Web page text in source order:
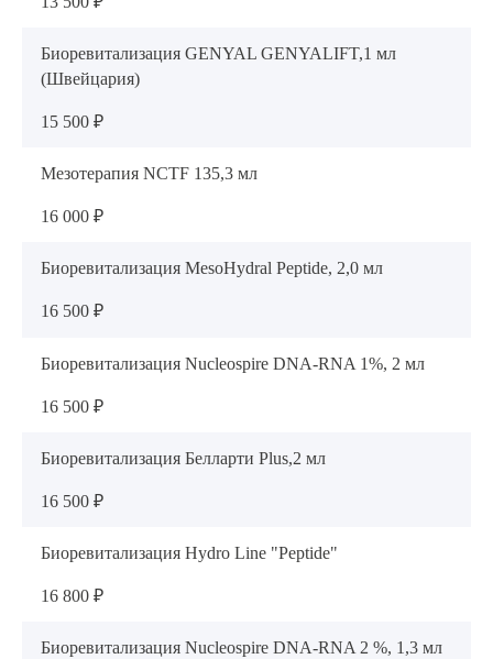
Биоревитализация GENYAL GENYALIFT,1 мл
(Швейцария)
15 500 ₽
Мезотерапия NCTF 135,3 мл
16 000 ₽
Биоревитализация MesoHydral Peptide, 2,0 мл
16 500 ₽
Биоревитализация Nucleospire DNA-RNA 1%, 2 мл
16 500 ₽
Биоревитализация Белларти Plus,2 мл
16 500 ₽
Биоревитализация Hydro Line "Peptide"
16 800 ₽
Биоревитализация Nucleospire DNA-RNA 2 %, 1,3 мл
Выберите сопутствующую услугу